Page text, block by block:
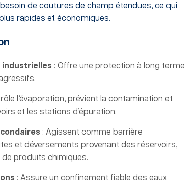
de coutures de champ étendues, ce qui
rapides et économiques.
industrielles : Offre une protection à long terme
l’évaporation, prévient la contamination et
et les stations d’épuration.
: Agissent comme barrière
et déversements provenant des réservoirs,
produits chimiques.
: Assure un confinement fiable des eaux